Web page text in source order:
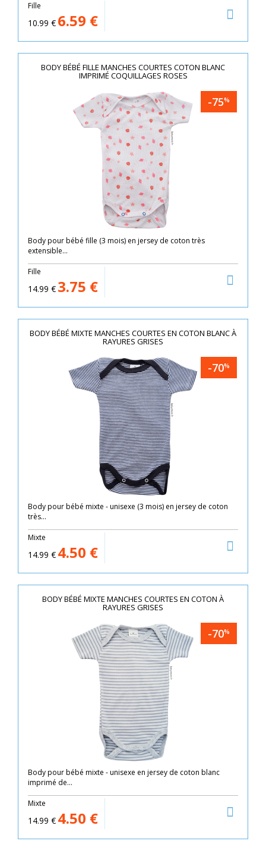
Fille
10.99 € 6.59 €
BODY BÉBÉ FILLE MANCHES COURTES COTON BLANC
IMPRIMÉ COQUILLAGES ROSES
-75%
Body pour bébé fille (3 mois) en jersey de coton très
extensible...
Fille
14.99 € 3.75 €
BODY BÉBÉ MIXTE MANCHES COURTES EN COTON BLANC À
RAYURES GRISES
-70%
Body pour bébé mixte - unisexe (3 mois) en jersey de coton
très...
Mixte
14.99 € 4.50 €
BODY BÉBÉ MIXTE MANCHES COURTES EN COTON À
RAYURES GRISES
-70%
Body pour bébé mixte - unisexe en jersey de coton blanc
imprimé de...
Mixte
14.99 € 4.50 €